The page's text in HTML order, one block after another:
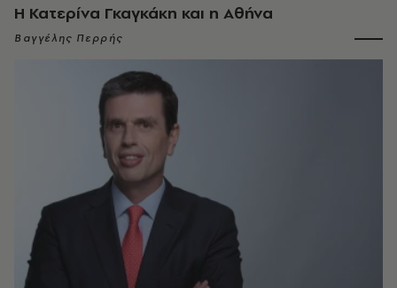
Η Κατερίνα Γκαγκάκη και η Αθήνα
Βαγγέλης Περρής